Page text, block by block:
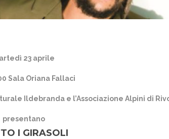
23 aprile
Sala Oriana Fallaci
Ildebranda e l’Associazione Alpini di
presentano
I GIRASOLI